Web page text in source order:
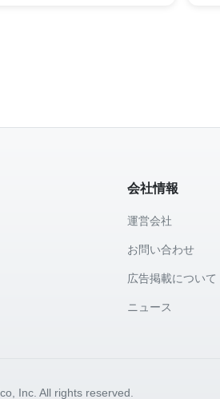
会社情報
運営会社
お問い合わせ
広告掲載について
ニュース
Inc. All rights reserved.